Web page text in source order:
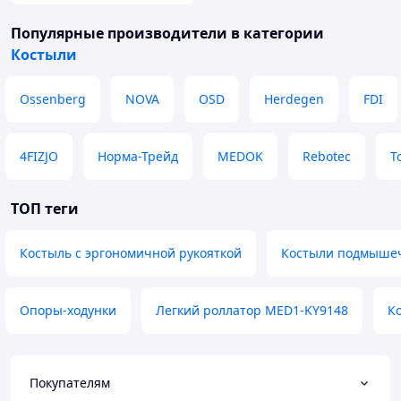
Популярные производители в категории
Костыли
Ossenberg NOVA ОSD Herdegen FDI
4FIZJO Норма-Трейд MEDOK Rebotec
ТОП теги
Костыль с эргономичной рукояткой Костыли
Опоры-ходунки Легкий роллатор MED1-KY9148
Покупателям